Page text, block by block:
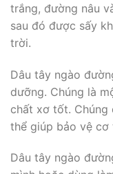
trắng, đường nâu
sau đó được sấy
trời.
Dâu tây ngào
dưỡng. Chúng là
chất xơ tốt. Chúng
thể giúp bảo vệ
Dâu tây ngào